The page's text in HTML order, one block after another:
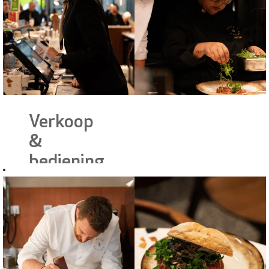
Verkoop
&
bediening
Wil je in het hart
van de
klantbeleving
staan? Je
verwelkomt en
begeleidt klanten